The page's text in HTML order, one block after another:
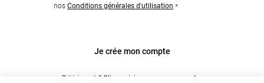
nos Conditions générales d'utilisation *
Je crée mon compte
Déjà inscrit ? Cliquez ici pour vous connecter